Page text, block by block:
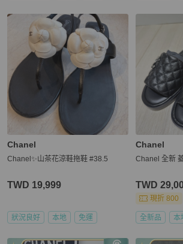
Chanel
Chanel✨山茶花涼鞋拖鞋 #38.5
TWD 19,999
狀況良好 本地 免運
Chanel
Chanel 全新
TWD
現折 800
全新品 本